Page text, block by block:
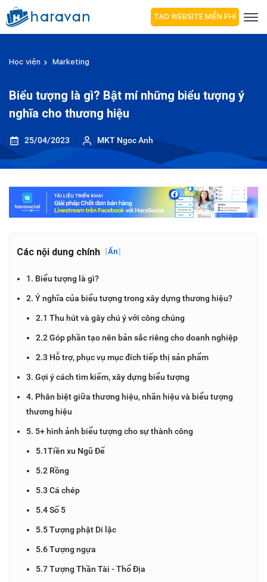
TẠO WEBSITE MIỄN PHÍ
Học viện Marketing
Biểu tượng là gì? Bật mí những biểu tượng ý
nghĩa cho thương hiệu
25/04/2023 MKT Ngoc Anh
Các nội dung chính [Ẩn]
1. Biểu tượng là gì?
2. Ý nghĩa của biểu tượng trong xây dựng thương hiệu?
2.1 Thu hút và gây chú ý với công chúng
2.2 Góp phần tạo nên bản sắc riêng cho doanh nghiệp
2.3 Hỗ trợ, phục vụ mục đích tiếp thị sản phẩm
3. Gợi ý cách tìm kiếm, xây dựng biểu tượng
4. Phân biệt giữa thương hiệu, nhãn hiệu và biểu tượng
thương hiệu
5. 5+ hình ảnh biểu tượng cho sự thành công
5.1Tiền xu Ngũ Đế
5.2 Rồng
5.3 Cá chép
5.4 Số 5
5.5 Tượng phật Di lặc
5.6 Tượng ngựa
5.7 Tượng Thần Tài - Thổ Địa